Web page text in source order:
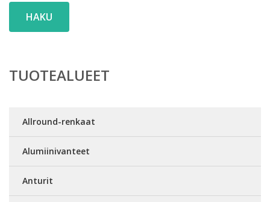
HAKU
TUOTEALUEET
Allround-renkaat
Alumiinivanteet
Anturit